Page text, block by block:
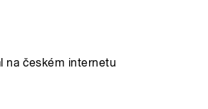
na českém internetu